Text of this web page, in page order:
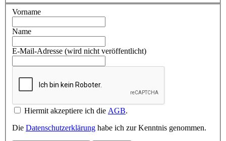
Vorname
Name
E-Mail-Adresse (wird nicht veröffentlicht)
Hiermit akzeptiere ich die AGB.
Die Datenschutzerklärung habe ich zur Kenntnis genommen.